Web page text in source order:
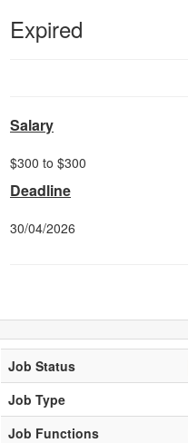
Expired
Salary
$300 to $300
Deadline
30/04/2026
Job Status
Job Type
Job Functions